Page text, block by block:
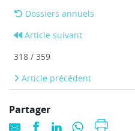
Dossiers annuels
Article suivant
318 / 359
Article précédent
Partager